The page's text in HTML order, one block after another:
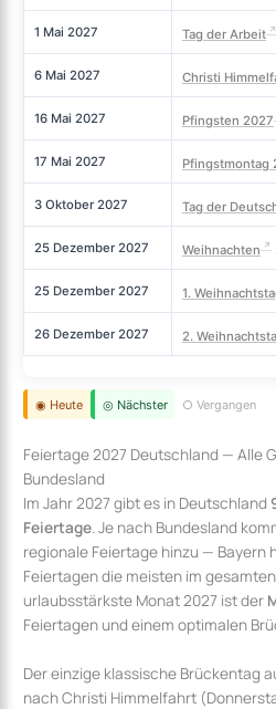
1 Mai 2027 Tag der Arbeit
6 Mai 2027 Christi
16 Mai 2027 Pfingsten 2027
17 Mai 2027 Pfingstmontag
3 Oktober 2027 Tag der
25 Dezember 2027 Weihnachten
25 Dezember 2027 1.
26 Dezember 2027 2.
◉ Heute ◎ Nächster ○ Vergangen
Feiertage 2027 Deutschland — Alle
Bundesland
Im Jahr 2027 gibt es in Deutschland
Feiertage . Je nach Bundesland
regionale Feiertage hinzu — Bayern
Feiertagen die meisten im
urlaubsstärkste Monat 2027 ist der
Feiertagen und einem optimalen
Der einzige klassische Brückentag
nach Christi Himmelfahrt